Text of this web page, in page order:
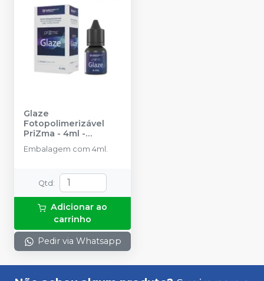
Glaze
Fotopolimerizável
PriZma - 4ml -
MAKERTECH LABS
Embalagem com 4ml.
Qtd :
Adicionar ao
carrinho
Pedir via Whatsapp